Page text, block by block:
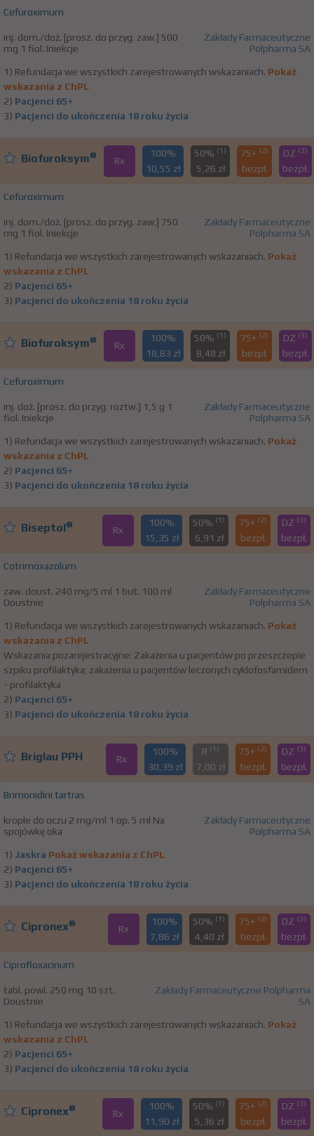
Cefuroximum
inj. dom./doż. [prosz. do przyg. zaw.] 500
mg 1 fiol. Iniekcje
Zakłady Farmaceutyczne
Polpharma SA
1) Refundacja we wszystkich zarejestrowanych wskazaniach. Pokaż
wskazania z ChPL
2) Pacjenci 65+
3) Pacjenci do ukończenia 18 roku życia
Biofuroksym® Rx
100%
10,55 zł
50% (1)
5,26 zł
75+ (2)
bezpł.
DZ (3)
bezpł.
Cefuroximum
inj. dom./doż. [prosz. do przyg. zaw.] 750
mg 1 fiol. Iniekcje
Zakłady Farmaceutyczne
Polpharma SA
1) Refundacja we wszystkich zarejestrowanych wskazaniach. Pokaż
wskazania z ChPL
2) Pacjenci 65+
3) Pacjenci do ukończenia 18 roku życia
Biofuroksym® Rx
100%
18,83 zł
50% (1)
8,48 zł
75+ (2)
bezpł.
DZ (3)
bezpł.
Cefuroximum
inj. doż. [prosz. do przyg. roztw.] 1,5 g 1
fiol. Iniekcje
Zakłady Farmaceutyczne
Polpharma SA
1) Refundacja we wszystkich zarejestrowanych wskazaniach. Pokaż
wskazania z ChPL
2) Pacjenci 65+
3) Pacjenci do ukończenia 18 roku życia
Biseptol® Rx
100%
15,35 zł
50% (1)
6,91 zł
75+ (2)
bezpł.
DZ (3)
bezpł.
Cotrimoxazolum
zaw. doust. 240 mg/5 ml 1 but. 100 ml
Doustnie
Zakłady Farmaceutyczne
Polpharma SA
1) Refundacja we wszystkich zarejestrowanych wskazaniach. Pokaż
wskazania z ChPL
Wskazania pozarejestracyjne: Zakażenia u pacjentów po przeszczepie
szpiku profilaktyka; zakażenia u pacjentów leczonych cyklofosfamidem
- profilaktyka
2) Pacjenci 65+
3) Pacjenci do ukończenia 18 roku życia
Briglau PPH Rx
100%
30,39 zł
R (1)
7,00 zł
75+ (2)
bezpł.
DZ (3)
bezpł.
Brimonidini tartras
krople do oczu 2 mg/ml 1 op. 5 ml Na
spojówkę oka
Zakłady Farmaceutyczne
Polpharma SA
1) Jaskra Pokaż wskazania z ChPL
2) Pacjenci 65+
3) Pacjenci do ukończenia 18 roku życia
Cipronex® Rx
100%
7,86 zł
50% (1)
4,40 zł
75+ (2)
bezpł.
DZ (3)
bezpł.
Ciprofloxacinum
tabl. powl. 250 mg 10 szt.
Doustnie
Zakłady Farmaceutyczne Polpharma
SA
1) Refundacja we wszystkich zarejestrowanych wskazaniach. Pokaż
wskazania z ChPL
2) Pacjenci 65+
3) Pacjenci do ukończenia 18 roku życia
Cipronex® Rx
100%
11,90 zł
50% (1)
5,36 zł
75+ (2)
bezpł.
DZ (3)
bezpł.